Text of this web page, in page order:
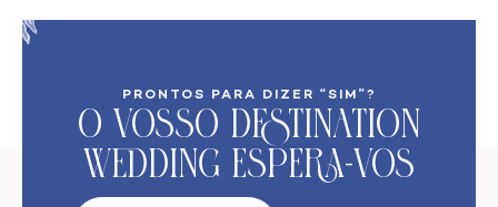
PRONTOS PARA DIZER “SIM”?
O VoSso Destination
Wedding Espera-vos